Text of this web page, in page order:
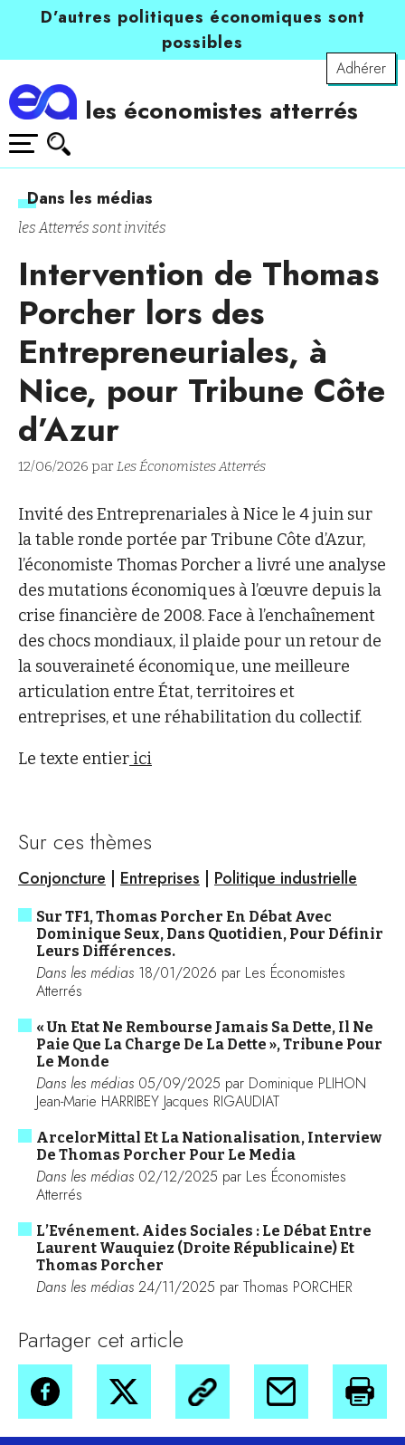
D’autres politiques économiques sont
possibles
Adhérer
les économistes atterrés
Dans les médias
les Atterrés sont invités
Intervention de Thomas
Porcher lors des
Entrepreneuriales, à
Nice, pour Tribune Côte
d’Azur
12/06/2026 parLes Économistes Atterrés
Invité des Entreprenariales à Nice le 4 juin sur
la table ronde portée par Tribune Côte d’Azur,
l’économiste Thomas Porcher a livré une analyse
des mutations économiques à l’œuvre depuis la
crise financière de 2008. Face à l’enchaînement
des chocs mondiaux, il plaide pour un retour de
la souveraineté économique, une meilleure
articulation entre État, territoires et
entreprises, et une réhabilitation du collectif.
Le texte entier ici
Sur ces thèmes
Conjoncture | Entreprises | Politique industrielle
Sur TF1, Thomas Porcher En Débat Avec
Dominique Seux, Dans Quotidien, Pour Définir
Leurs Différences.
Dans les médias 18/01/2026 par Les Économistes
Atterrés
« Un Etat Ne Rembourse Jamais Sa Dette, Il Ne
Paie Que La Charge De La Dette », Tribune Pour
Le Monde
Dans les médias 05/09/2025 par Dominique PLIHON
Jean-Marie HARRIBEY Jacques RIGAUDIAT
ArcelorMittal Et La Nationalisation, Interview
De Thomas Porcher Pour Le Media
Dans les médias 02/12/2025 par Les Économistes
Atterrés
L’Evénement. Aides Sociales : Le Débat Entre
Laurent Wauquiez (Droite Républicaine) Et
Thomas Porcher
Dans les médias 24/11/2025 par Thomas PORCHER
Partager cet article